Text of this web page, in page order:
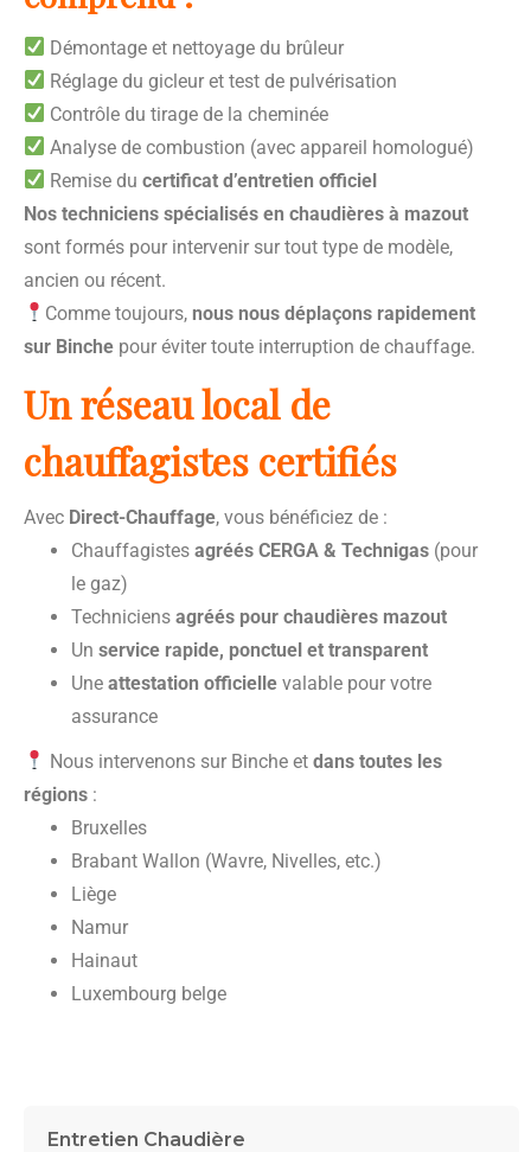
Entretien Chaudière
Démontage et nettoyage du brûleur
Réglage du gicleur et test de pulvérisation
Contrôle du tirage de la cheminée
Analyse de combustion (avec appareil homologué)
Remise ducertificat d’entretien officiel
Nos techniciens spécialisés en chaudières à mazout
sont formés pour intervenir sur tout type de modèle,
ancien ou récent.
Comme toujours, nous nous déplaçons rapidement
sur Binche pour éviter toute interruption de chauffage.
Un réseau local de
chauffagistes certifiés
Avec Direct-Chauffage, vous bénéficiez de :
Chauffagistes agréés CERGA & Technigas (pour
le gaz)
Techniciens agréés pour chaudières mazout
Un service rapide, ponctuel et transparent
Une attestation officielle valable pour votre
assurance
Nous intervenons sur Binche etdans toutes les
régions :
Bruxelles
Brabant Wallon (Wavre, Nivelles, etc.)
Liège
Namur
Hainaut
Luxembourg belge